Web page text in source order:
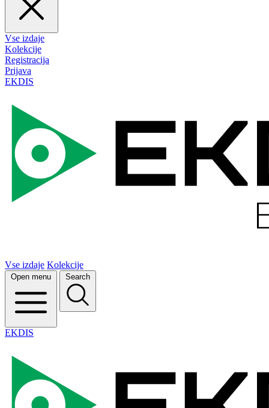
Vse izdaje
Kolekcije
Registracija
Prijava
EKDIS
Vse izdaje Kolekcije
Open menu Search
EKDIS